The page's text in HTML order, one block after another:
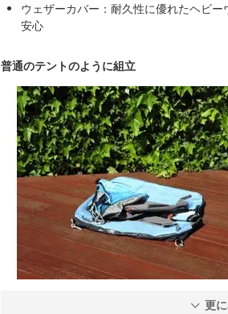
ウェザーカバー：耐久性に優れたヘビ
安心
普通のテントのように組立
更